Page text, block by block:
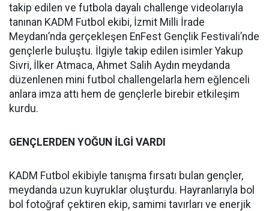
takip edilen ve futbola dayalı challenge videolarıyla
tanınan KADM Futbol ekibi, İzmit Milli İrade
Meydanı’nda gerçekleşen EnFest Gençlik Festivali’nde
gençlerle buluştu. İlgiyle takip edilen isimler Yakup
Sivri, İlker Atmaca, Ahmet Salih Aydın meydanda
düzenlenen mini futbol challengelarla hem eğlenceli
anlara imza attı hem de gençlerle birebir etkileşim
kurdu.
GENÇLERDEN YOĞUN İLGİ VARDI
KADM Futbol ekibiyle tanışma fırsatı bulan gençler,
meydanda uzun kuyruklar oluşturdu. Hayranlarıyla bol
bol fotoğraf çektiren ekip, samimi tavırları ve enerjik